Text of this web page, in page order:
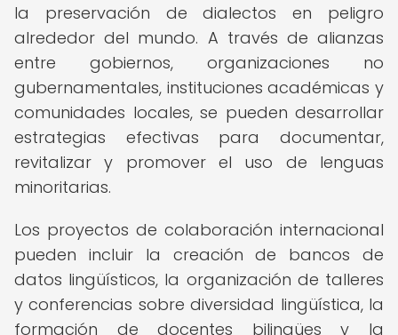
la preservación de dialectos en peligro
alrededor del mundo. A través de alianzas
entre gobiernos, organizaciones no
gubernamentales, instituciones académicas y
comunidades locales, se pueden desarrollar
estrategias efectivas para documentar,
revitalizar y promover el uso de lenguas
minoritarias.
Los proyectos de colaboración internacional
pueden incluir la creación de bancos de
datos lingüísticos, la organización de talleres
y conferencias sobre diversidad lingüística, la
formación de docentes bilingües y la